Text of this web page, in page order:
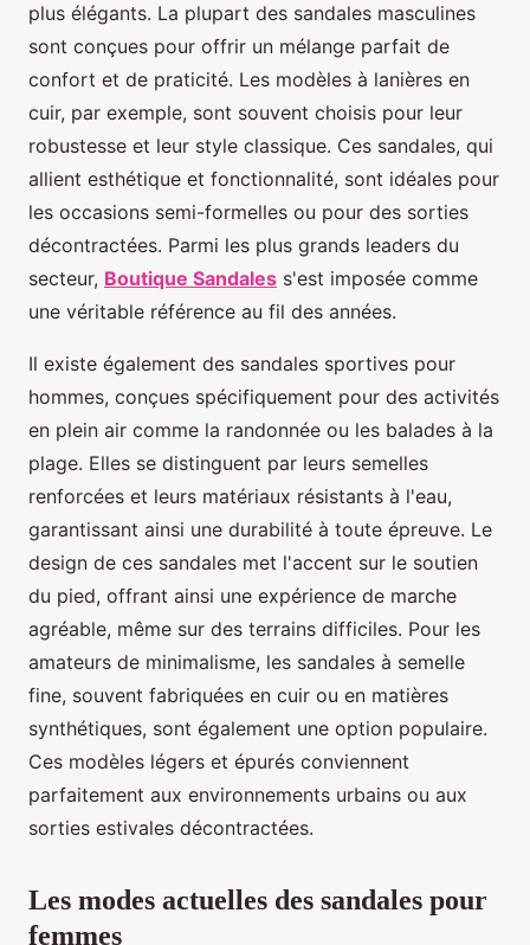
plus élégants. La plupart des sandales masculines
sont conçues pour offrir un mélange parfait de
confort et de praticité. Les modèles à lanières en
cuir, par exemple, sont souvent choisis pour leur
robustesse et leur style classique. Ces sandales, qui
allient esthétique et fonctionnalité, sont idéales pour
les occasions semi-formelles ou pour des sorties
décontractées. Parmi les plus grands leaders du
secteur, Boutique Sandales s'est imposée comme
une véritable référence au fil des années.
Il existe également des sandales sportives pour
hommes, conçues spécifiquement pour des activités
en plein air comme la randonnée ou les balades à la
plage. Elles se distinguent par leurs semelles
renforcées et leurs matériaux résistants à l'eau,
garantissant ainsi une durabilité à toute épreuve. Le
design de ces sandales met l'accent sur le soutien
du pied, offrant ainsi une expérience de marche
agréable, même sur des terrains difficiles. Pour les
amateurs de minimalisme, les sandales à semelle
fine, souvent fabriquées en cuir ou en matières
synthétiques, sont également une option populaire.
Ces modèles légers et épurés conviennent
parfaitement aux environnements urbains ou aux
sorties estivales décontractées.
Les modes actuelles des sandales pour
femmes